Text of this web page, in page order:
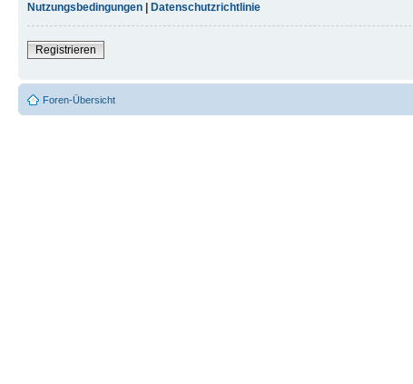
Nutzungsbedingungen
Datenschutzrichtlinie
Registrieren
Foren-Übersicht